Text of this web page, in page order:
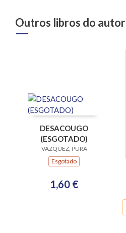
Outros libros do autor
DESACOUGO
(ESGOTADO)
VAZQUEZ, PURA
Esgotado
1,60 €